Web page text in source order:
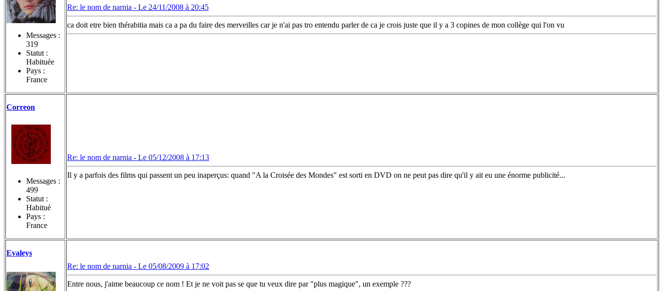
Messages :
319
Statut :
Habituée
Pays :
France
Re: le nom de narnia - Le 24/11/2008 à 20:45
ca doit etre bien thérabitia mais ca a pa du faire des merveilles car je n'ai pas tro entendu parler de ca je crois juste que il y a 3 copines de mon collège qui l'on vu
Correon
Messages :
499
Statut :
Habitué
Pays :
France
Re: le nom de narnia - Le 05/12/2008 à 17:13
Il y a parfois des films qui passent un peu inaperçus: quand "A la Croisée des Mondes" est sorti en DVD on ne peut pas dire qu'il y ait eu une énorme publicité...
Evaleys
Re: le nom de narnia - Le 05/08/2009 à 17:02
Entre nous, j'aime beaucoup ce nom ! Et je ne voit pas se que tu veux dire par "plus magique", un exemple ???